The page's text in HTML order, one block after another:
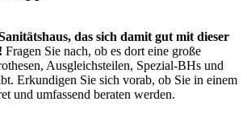
das sich damit gut mit dieser
Fragen Sie nach, ob es dort eine große
Ausgleichsteilen, Spezial-BHs und
Erkundigen Sie sich vorab, ob Sie in einem
und umfassend beraten werden.